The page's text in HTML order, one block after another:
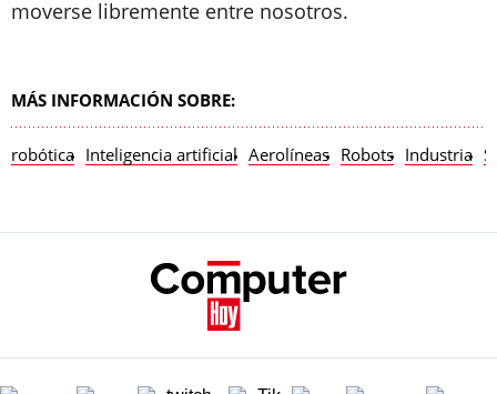
moverse libremente entre nosotros.
MÁS INFORMACIÓN SOBRE:
robótica Inteligencia artificial Aerolíneas Robots Industria